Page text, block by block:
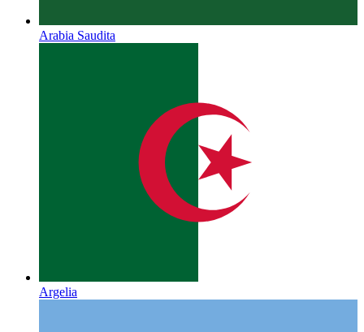
Arabia Saudita
Argelia